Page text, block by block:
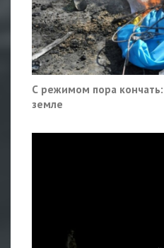
С режимом пора кончать:
земле